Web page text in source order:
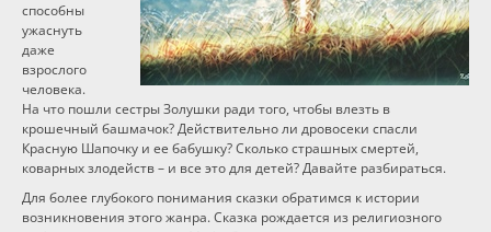
04
О центре
Программы
способны
ужаснуть
даже
взрослого
человека.
На что пошли сестры Золушки ради того, чтобы влезть в
крошечный башмачок? Действительно ли дровосеки спасли
Красную Шапочку и ее бабушку? Сколько страшных смертей,
коварных злодейств – и все это для детей? Давайте разбираться.
Для более глубокого понимания сказки обратимся к истории
возникновения этого жанра. Сказка рождается из религиозного